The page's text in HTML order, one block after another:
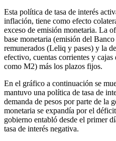
Esta política de tasa de interés
inflación, tiene como efecto
exceso de emisión monetaria. La
base monetaria (emisión del
remunerados (Leliq y pases) y la
efectivo, cuentas corrientes y
como M2) más los plazos fijos.
En el gráfico a continuación se
mantuvo una política de tasa de
demanda de pesos por parte de la
monetaria se expandía por el
gobierno entabló desde el primer
tasa de interés negativa.